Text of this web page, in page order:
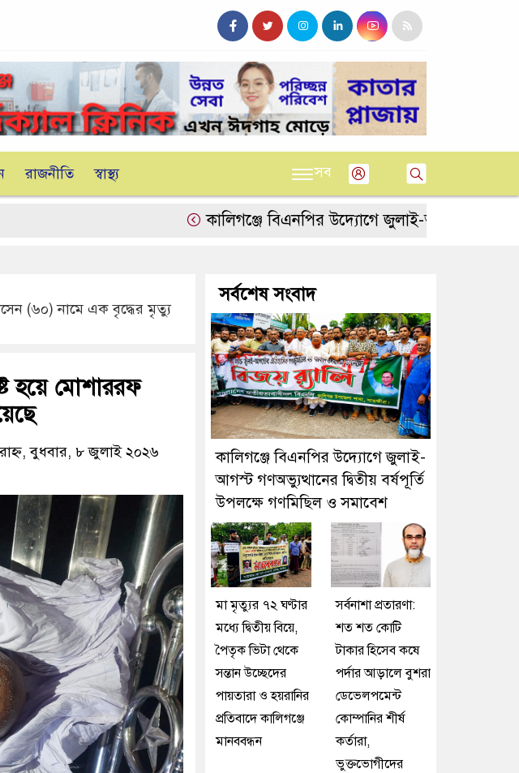
রাজনীতি স্বাস্থ্য সব
কালিগঞ্জে বিএনপির উদ্যোগে জুলাই-আগস্ট গণঅভ্যুত্থানের
(৬০) নামে এক বৃদ্ধের মৃত্যু
হয়ে মোশাররফ
বুধবার, ৮ জুলাই ২০২৬
সর্বশেষ সংবাদ
কালিগঞ্জে বিএনপির উদ্যোগে জুলাই-
আগস্ট গণঅভ্যুত্থানের দ্বিতীয় বর্ষপূর্তি
উপলক্ষে গণমিছিল ও সমাবেশ
মা মৃত্যুর ৭২ ঘণ্টার
মধ্যে দ্বিতীয় বিয়ে,
পৈতৃক ভিটা থেকে
সন্তান উচ্ছেদের
পায়তারা ও হয়রানির
প্রতিবাদে কালিগঞ্জে
মানববন্ধন
সর্বনাশা প্রতারণা:
শত শত কোটি
টাকার হিসেব কষে
পর্দার আড়ালে বুশরা
ডেভেলপমেন্ট
কোম্পানির শীর্ষ
কর্তারা,
ভুক্তভোগীদের